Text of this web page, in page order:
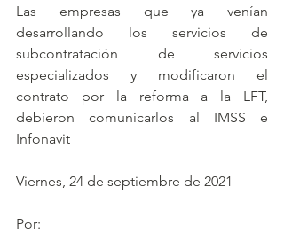
Las empresas que ya venían
desarrollando los servicios de
subcontratación de servicios
especializados y modificaron el
contrato por la reforma a la LFT,
debieron comunicarlos al IMSS e
Infonavit
Viernes, 24 de septiembre de 2021
Por: